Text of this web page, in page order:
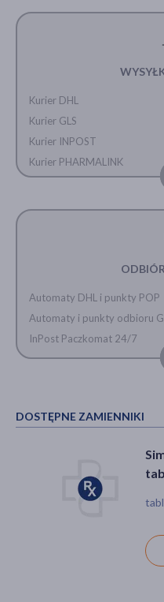
Kurier DHL
Kurier GLS
Kurier INPOST
Kurier PHARMALINK
Automaty DHL i punkty POP
Automaty i punkty odbioru
InPost Paczkomat 24/7
DOSTĘPNE ZAMIENNIKI